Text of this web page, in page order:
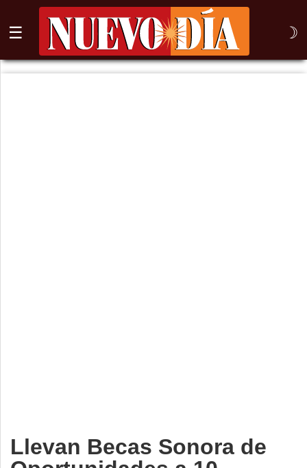
☰ ☽
⌕
Llevan Becas Sonora de